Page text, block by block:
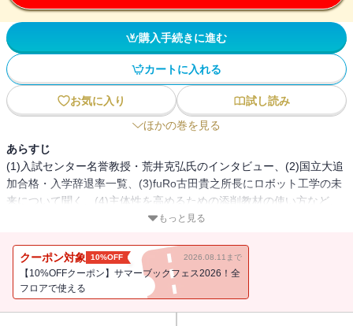
購入手続きに進む
カートに入れる
お気に入り
試し読み
ほかの巻を見る
あらすじ
(1)入試センター名誉教授・荒井克弘氏のインタビュー、(2)国立大追
加合格・入学辞退率一覧、(3)fuRo古田貴之所長にロボット工学の未
来について聞く、(4)主体性を高めるための添削教材の使い方など、
読んで役に立つ情報をコンパクトにまとめて提供します
もっと見る
クーポン対象 10%OFF 2026.08.11まで
【10%OFFクーポン】サマーブックフェス2026！全
フロアで使える